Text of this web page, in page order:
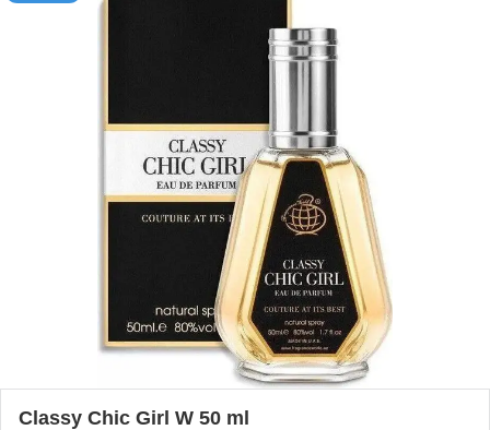
Classy Chic Girl W 50 ml